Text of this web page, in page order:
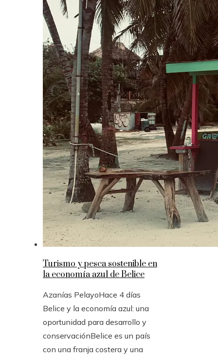
Turismo y pesca sostenible en
la economía azul de Belice
Azanías PelayoHace 4 días
Belice y la economía azul: una
oportunidad para desarrollo y
conservaciónBelice es un país
con una franja costera y una